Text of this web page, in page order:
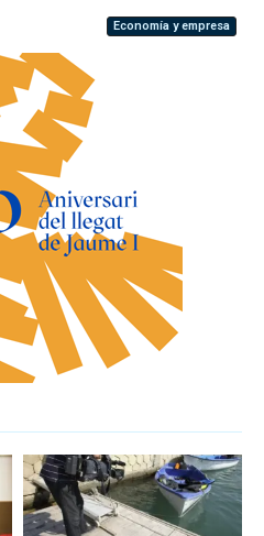
Economía y empresa